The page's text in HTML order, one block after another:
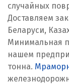
случайных
Доставляем
Беларуси,
Минимальная
нашем
тонна.